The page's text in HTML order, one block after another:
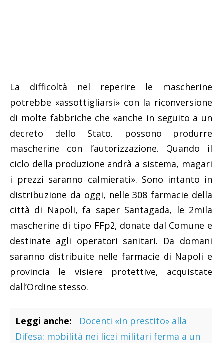
La difficoltà nel reperire le mascherine
potrebbe «assottigliarsi» con la riconversione
di molte fabbriche che «anche in seguito a un
decreto dello Stato, possono produrre
mascherine con l’autorizzazione. Quando il
ciclo della produzione andrà a sistema, magari
i prezzi saranno calmierati». Sono intanto in
distribuzione da oggi, nelle 308 farmacie della
città di Napoli, fa saper Santagada, le 2mila
mascherine di tipo FFp2, donate dal Comune e
destinate agli operatori sanitari. Da domani
saranno distribuite nelle farmacie di Napoli e
provincia le visiere protettive, acquistate
dall’Ordine stesso.
Leggi anche:
Docenti «in prestito» alla
Difesa: mobilità nei licei militari ferma a un